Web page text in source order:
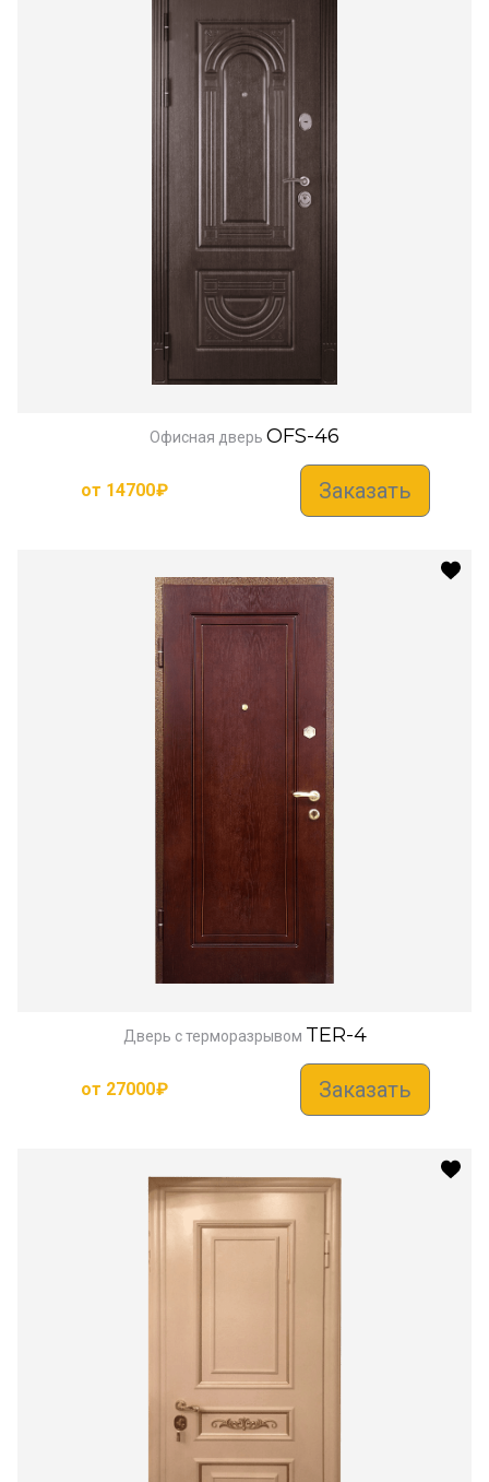
Офисная дверь OFS-46
от 14700₽ Заказать
Дверь с терморазрывом TER-4
от 27000₽ Заказать